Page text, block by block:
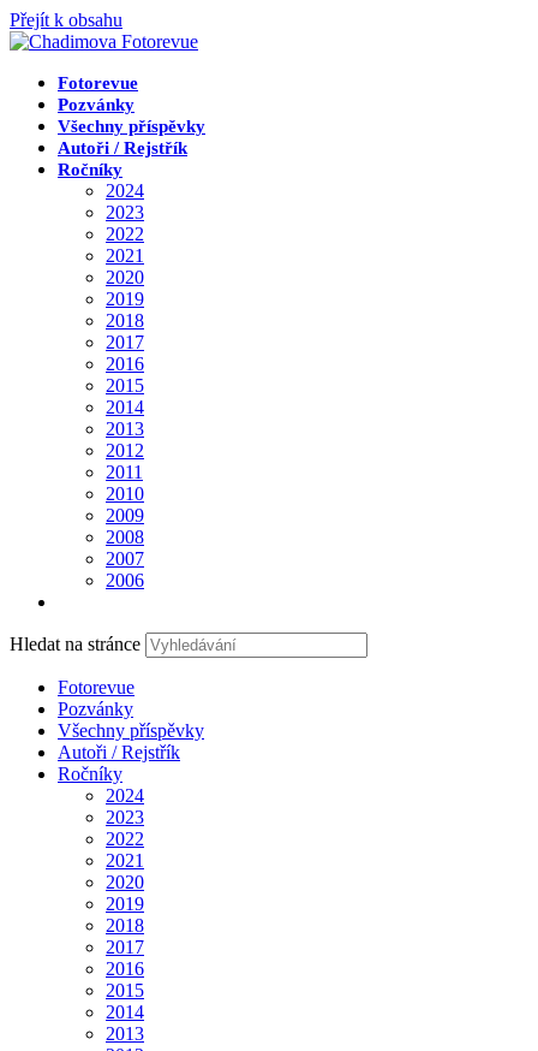
Přejít k obsahu
Fotorevue
Pozvánky
Všechny příspěvky
Autoři / Rejstřík
Ročníky
2024
2023
2022
2021
2020
2019
2018
2017
2016
2015
2014
2013
2012
2011
2010
2009
2008
2007
2006
Hledat na stránce
Fotorevue
Pozvánky
Všechny příspěvky
Autoři / Rejstřík
Ročníky
2024
2023
2022
2021
2020
2019
2018
2017
2016
2015
2014
2013